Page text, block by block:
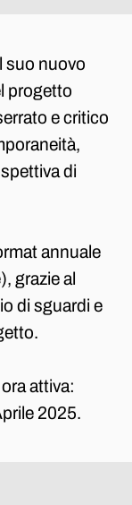
suo nuovo
progetto
e critico
di
annuale
grazie al
di sguardi e
attiva:
2025.